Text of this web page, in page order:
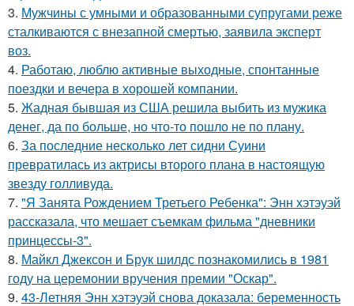
3. Мужчины с умными и образованными супругами реже
сталкиваются с внезапной смертью, заявила эксперт
воз.
4. Работаю, люблю активные выходные, спонтанные
поездки и вечера в хорошей компании.
5. Жадная бывшая из США решила выбить из мужика
денег, да по больше, но что-то пошло не по плану.
6. За последние несколько лет сидни Суини
превратилась из актрисы второго плана в настоящую
звезду голливуда.
7. "Я Занята Рождением Третьего Ребенка": Энн хэтэуэй
рассказала, что мешает съемкам фильма "дневники
принцессы-3".
8. Майкл Джексон и Брук шилдс познакомились в 1981
году на церемонии вручения премии "Оскар".
9. 43-Летняя Энн хэтэуэй снова доказала: беременность